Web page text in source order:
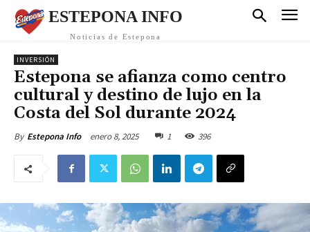
ESTEPONA INFO
Noticias de Estepona
INVERSIÓN
Estepona se afianza como centro
cultural y destino de lujo en la
Costa del Sol durante 2024
By Estepona Info enero 8, 2025 1 396